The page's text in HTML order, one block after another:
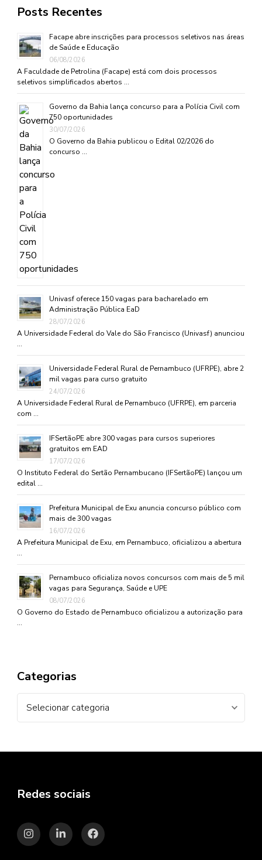
Posts Recentes
Facape abre inscrições para processos seletivos nas áreas
de Saúde e Educação
06/08/2026
A Faculdade de Petrolina (Facape) está com dois processos
seletivos simplificados abertos …
Governo da Bahia lança concurso para a Polícia Civil com
750 oportunidades
30/07/2026
O Governo da Bahia publicou o Edital 02/2026 do
concurso …
Univasf oferece 150 vagas para bacharelado em
Administração Pública EaD
28/07/2026
A Universidade Federal do Vale do São Francisco (Univasf) anunciou
…
Universidade Federal Rural de Pernambuco (UFRPE), abre 2
mil vagas para curso gratuito
24/07/2026
A Universidade Federal Rural de Pernambuco (UFRPE), em parceria
com …
IFSertãoPE abre 300 vagas para cursos superiores
gratuitos em EAD
17/07/2026
O Instituto Federal do Sertão Pernambucano (IFSertãoPE) lançou um
edital …
Prefeitura Municipal de Exu anuncia concurso público com
mais de 300 vagas
16/07/2026
A Prefeitura Municipal de Exu, em Pernambuco, oficializou a abertura
…
Pernambuco oficializa novos concursos com mais de 5 mil
vagas para Segurança, Saúde e UPE
08/07/2026
O Governo do Estado de Pernambuco oficializou a autorização para
…
Categorias
Redes sociais